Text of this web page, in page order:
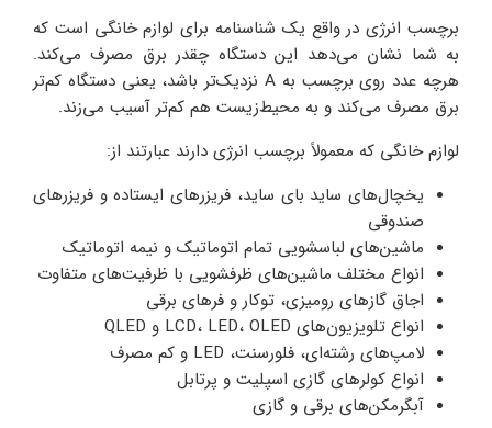
برچسب انرژی در واقع یک شناسنامه برای لوازم خانگی است که
به شما نشان می‌دهد این دستگاه چقدر برق مصرف می‌کند.
هرچه عدد روی برچسب به A نزدیک‌تر باشد، یعنی دستگاه کم‌تر
برق مصرف می‌کند و به محیط‌زیست هم کم‌تر آسیب می‌زند.
لوازم خانگی که معمولاً برچسب انرژی دارند عبارتند از:
یخچال‌های ساید بای ساید، فریزرهای ایستاده و فریزرهای
صندوقی
ماشین‌های لباسشویی تمام اتوماتیک و نیمه اتوماتیک
انواع مختلف ماشین‌های ظرفشویی با ظرفیت‌های متفاوت
اجاق گازهای رومیزی، توکار و فرهای برقی
انواع تلویزیون‌های LCD، LED، OLED و QLED
لامپ‌های رشته‌ای، فلورسنت، LED و کم مصرف
انواع کولرهای گازی اسپلیت و پرتابل
آبگرمکن‌های برقی و گازی